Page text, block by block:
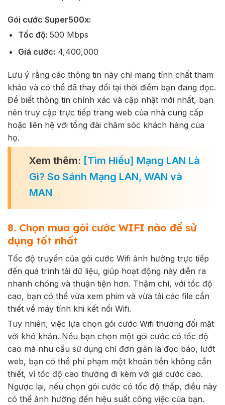
Gói cước Super500x:
Tốc độ: 500 Mbps
Giá cước: 4,400,000
Lưu ý rằng các thông tin này chỉ mang tính chất tham
khảo và có thể đã thay đổi tại thời điểm bạn đang đọc.
Để biết thông tin chính xác và cập nhật mới nhất, bạn
nên truy cập trực tiếp trang web của nhà cung cấp
hoặc liên hệ với tổng đài chăm sóc khách hàng của
họ.
Xem thêm: [Tìm Hiểu] Mạng LAN Là
Gì? So Sánh Mạng LAN, WAN và
MAN
8. Chọn mua gói cước WIFI nào để sử
dụng tốt nhất
Tốc độ truyền của gói cước Wifi ảnh hưởng trực tiếp
đến quá trình tải dữ liệu, giúp hoạt động này diễn ra
nhanh chóng và thuận tiện hơn. Thậm chí, với tốc độ
cao, bạn có thể vừa xem phim và vừa tải các file cần
thiết về máy tính khi kết nối Wifi.
Tuy nhiên, việc lựa chọn gói cước Wifi thường đối mặt
với khó khăn. Nếu bạn chọn một gói cước có tốc độ
cao mà nhu cầu sử dụng chỉ đơn giản là đọc báo, lướt
web, bạn có thể phí phạm một khoản tiền không cần
thiết, vì tốc độ cao thường đi kèm với giá cước cao.
Ngược lại, nếu chọn gói cước có tốc độ thấp, điều này
có thể ảnh hưởng đến hiệu suất công việc của bạn.